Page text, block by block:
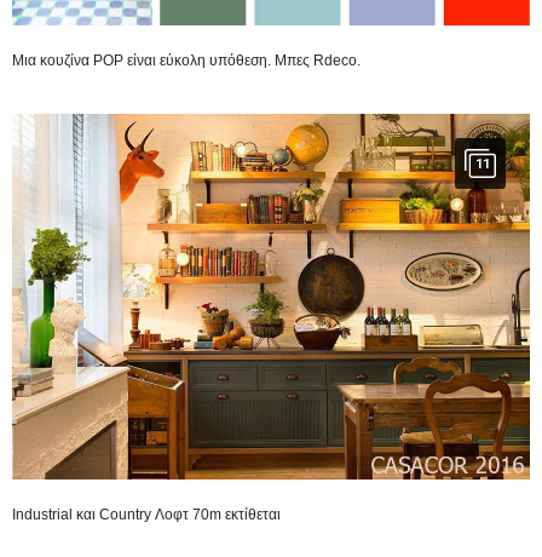
Μια κουζίνα POP είναι εύκολη υπόθεση. Μπες Rdeco.
11
Industrial και Country Λοφτ 70m εκτίθεται